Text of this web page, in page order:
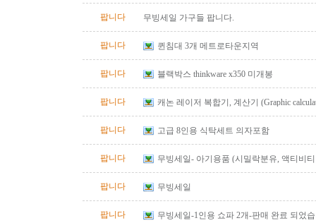
팝니다
무빙세일 가구들 팝니다.
팝니다 퀸침대 3개 메트로타운지역
팝니다 블랙박스 thinkware x350 미개봉
팝니다
캐논 레이저 복합기, 계산기 (Graphic
팝니다
고급 8인용 식탁세트 의자포함
팝니다
무빙세일- 아기용품 (시밀락분유, 액티비
팝니다
무빙세일
팝니다 무빙세일-1인용 쇼파 2개-판매 완료 되었